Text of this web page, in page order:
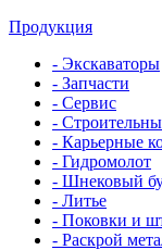
Продукция
- Экскаваторы
- Запчасти
- Сервис
-
- Карьерные
- Гидромолот
- Шнековый
- Литье
- Поковки и
- Раскрой